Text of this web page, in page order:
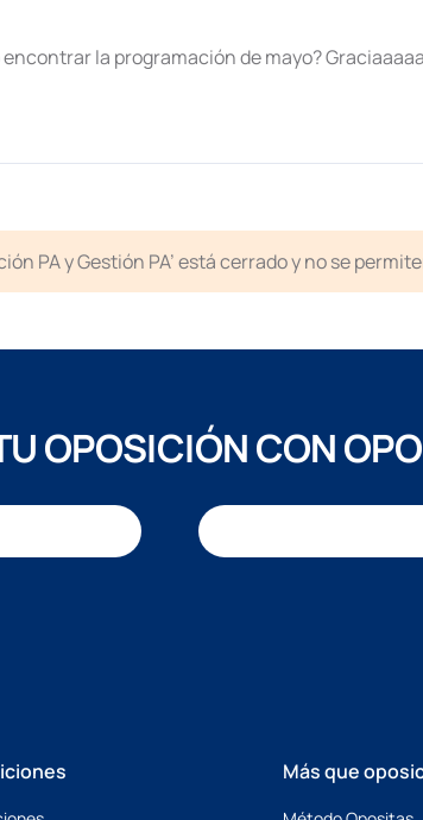
la programación de mayo?
PA y Gestión PA’ está cerrado y no se
OPOSICIÓN CON
Más que